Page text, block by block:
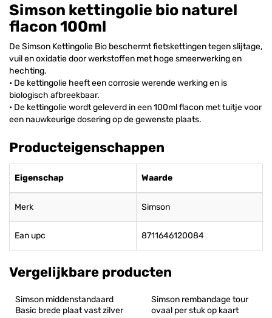
Simson kettingolie bio naturel
flacon 100ml
De Simson Kettingolie Bio beschermt fietskettingen tegen slijtage,
vuil en oxidatie door werkstoffen met hoge smeerwerking en
hechting.
• De kettingolie heeft een corrosie werende werking en is
biologisch afbreekbaar.
• De kettingolie wordt geleverd in een 100ml flacon met tuitje voor
een nauwkeurige dosering op de gewenste plaats.
Producteigenschappen
Eigenschap Waarde
Merk Simson
Ean upc 8711646120084
Vergelijkbare producten
Simson middenstandaard
Basic brede plaat vast zilver
Simson rembandage tour
ovaal per stuk op kaart